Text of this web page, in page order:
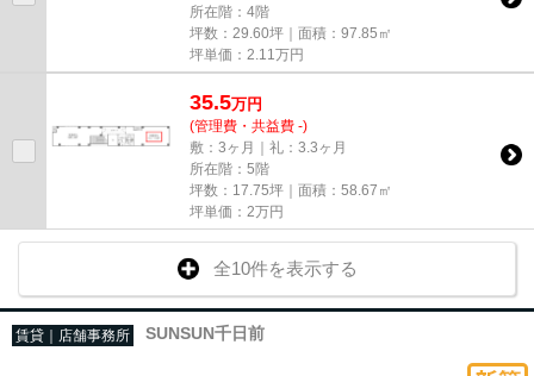
所在階：4階
坪数：29.60坪｜面積：97.85㎡
坪単価： 2.11 万円
35.5万円
(管理費・共益費 -)
敷：3ヶ月｜礼：3.3ヶ月
所在階：5階
坪数：17.75坪｜面積：58.67㎡
坪単価： 2万円
全10件を表示する
賃貸｜店舗事務所 SUNSUN千日前